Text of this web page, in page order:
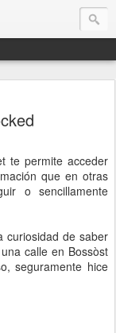
dera mia vida.
te permite acceder
que en otras
o sencillamente
curiosidad de saber
calle en Bossòst
seguramente hice